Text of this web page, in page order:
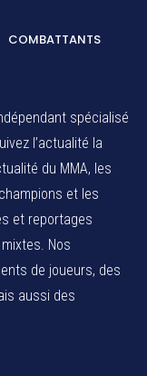
COMBATTANTS
spécialisé
l’actualité la
du MMA, les
et les
et reportages
Nos
de joueurs, des
aussi des